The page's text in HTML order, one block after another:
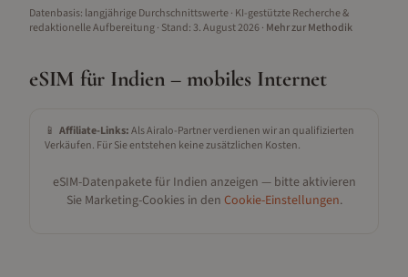
Datenbasis: langjährige Durchschnittswerte · KI-gestützte Recherche &
redaktionelle Aufbereitung· Stand: 3. August 2026· Mehr zur Methodik
eSIM für Indien – mobiles Internet
📱 Affiliate-Links:Als Airalo-Partner verdienen wir an qualifizierten
Verkäufen. Für Sie entstehen keine zusätzlichen Kosten.
eSIM-Datenpakete für Indien anzeigen — bitte aktivieren
Sie Marketing-Cookies in den Cookie-Einstellungen.